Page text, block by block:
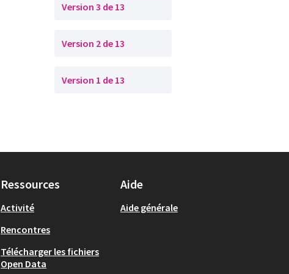
Version 3 de 13
Version 2 de 13
Version 1 de 13
Ressources
Activité
Rencontres
Télécharger les fichiers
Open Data
Aide
Aide générale